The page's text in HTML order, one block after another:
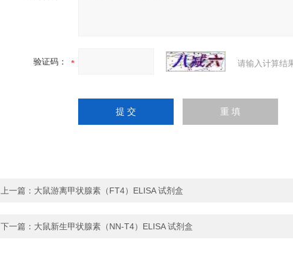
验证码： 请输入计算结
上一篇： 大鼠游离甲状腺素（FT4）ELISA 试剂盒
下一篇： 大鼠新生甲状腺素（NN-T4）ELISA 试剂盒